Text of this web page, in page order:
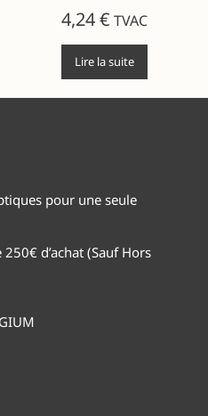
4,24€ TVAC
Lire la suite
pour une seule
d’achat (Sauf Hors